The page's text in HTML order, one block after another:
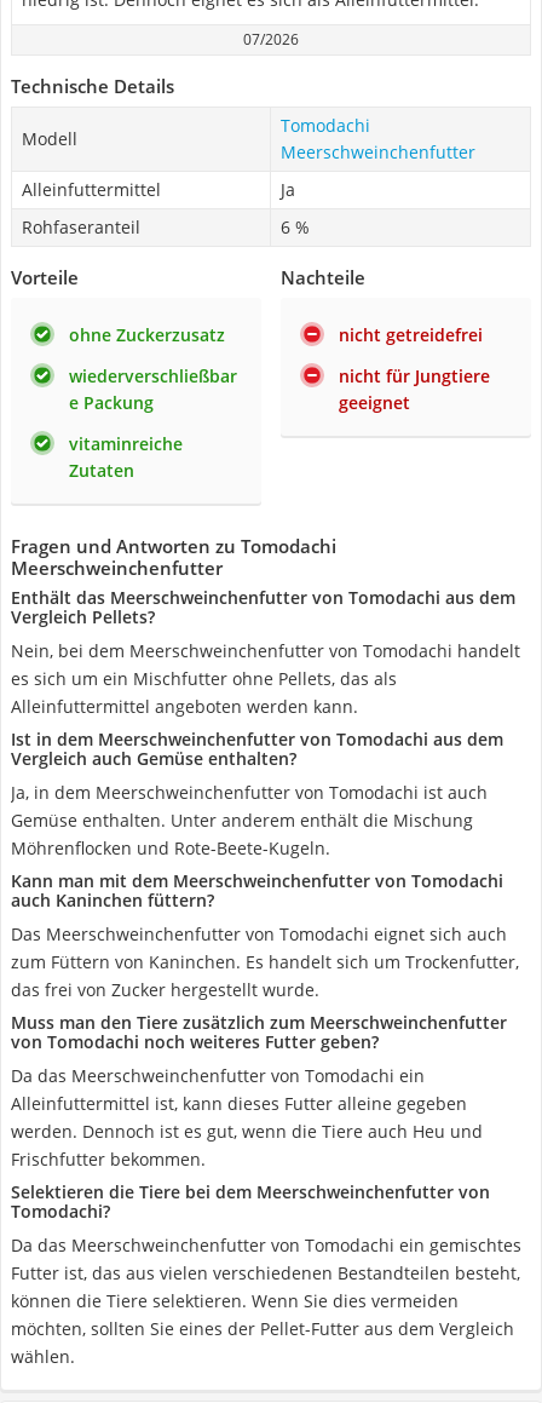
07/2026
Technische Details
Modell
Tomodachi
Meerschweinchenfutter
Alleinfuttermittel
Ja
Rohfaseranteil
6 %
Vorteile
ohne Zuckerzusatz
wiederverschließbar
e Packung
vitaminreiche
Zutaten
Nachteile
nicht getreidefrei
nicht für Jungtiere
geeignet
Fragen und Antworten zu Tomodachi
Meerschweinchenfutter
Enthält das Meerschweinchenfutter von Tomodachi aus dem
Vergleich Pellets?
Nein, bei dem Meerschweinchenfutter von Tomodachi handelt
es sich um ein Mischfutter ohne Pellets, das als
Alleinfuttermittel angeboten werden kann.
Ist in dem Meerschweinchenfutter von Tomodachi aus dem
Vergleich auch Gemüse enthalten?
Ja, in dem Meerschweinchenfutter von Tomodachi ist auch
Gemüse enthalten. Unter anderem enthält die Mischung
Möhrenflocken und Rote-Beete-Kugeln.
Kann man mit dem Meerschweinchenfutter von Tomodachi
auch Kaninchen füttern?
Das Meerschweinchenfutter von Tomodachi eignet sich auch
zum Füttern von Kaninchen. Es handelt sich um Trockenfutter,
das frei von Zucker hergestellt wurde.
Muss man den Tiere zusätzlich zum Meerschweinchenfutter
von Tomodachi noch weiteres Futter geben?
Da das Meerschweinchenfutter von Tomodachi ein
Alleinfuttermittel ist, kann dieses Futter alleine gegeben
werden. Dennoch ist es gut, wenn die Tiere auch Heu und
Frischfutter bekommen.
Selektieren die Tiere bei dem Meerschweinchenfutter von
Tomodachi?
Da das Meerschweinchenfutter von Tomodachi ein gemischtes
Futter ist, das aus vielen verschiedenen Bestandteilen besteht,
können die Tiere selektieren. Wenn Sie dies vermeiden
möchten, sollten Sie eines der Pellet-Futter aus dem Vergleich
wählen.